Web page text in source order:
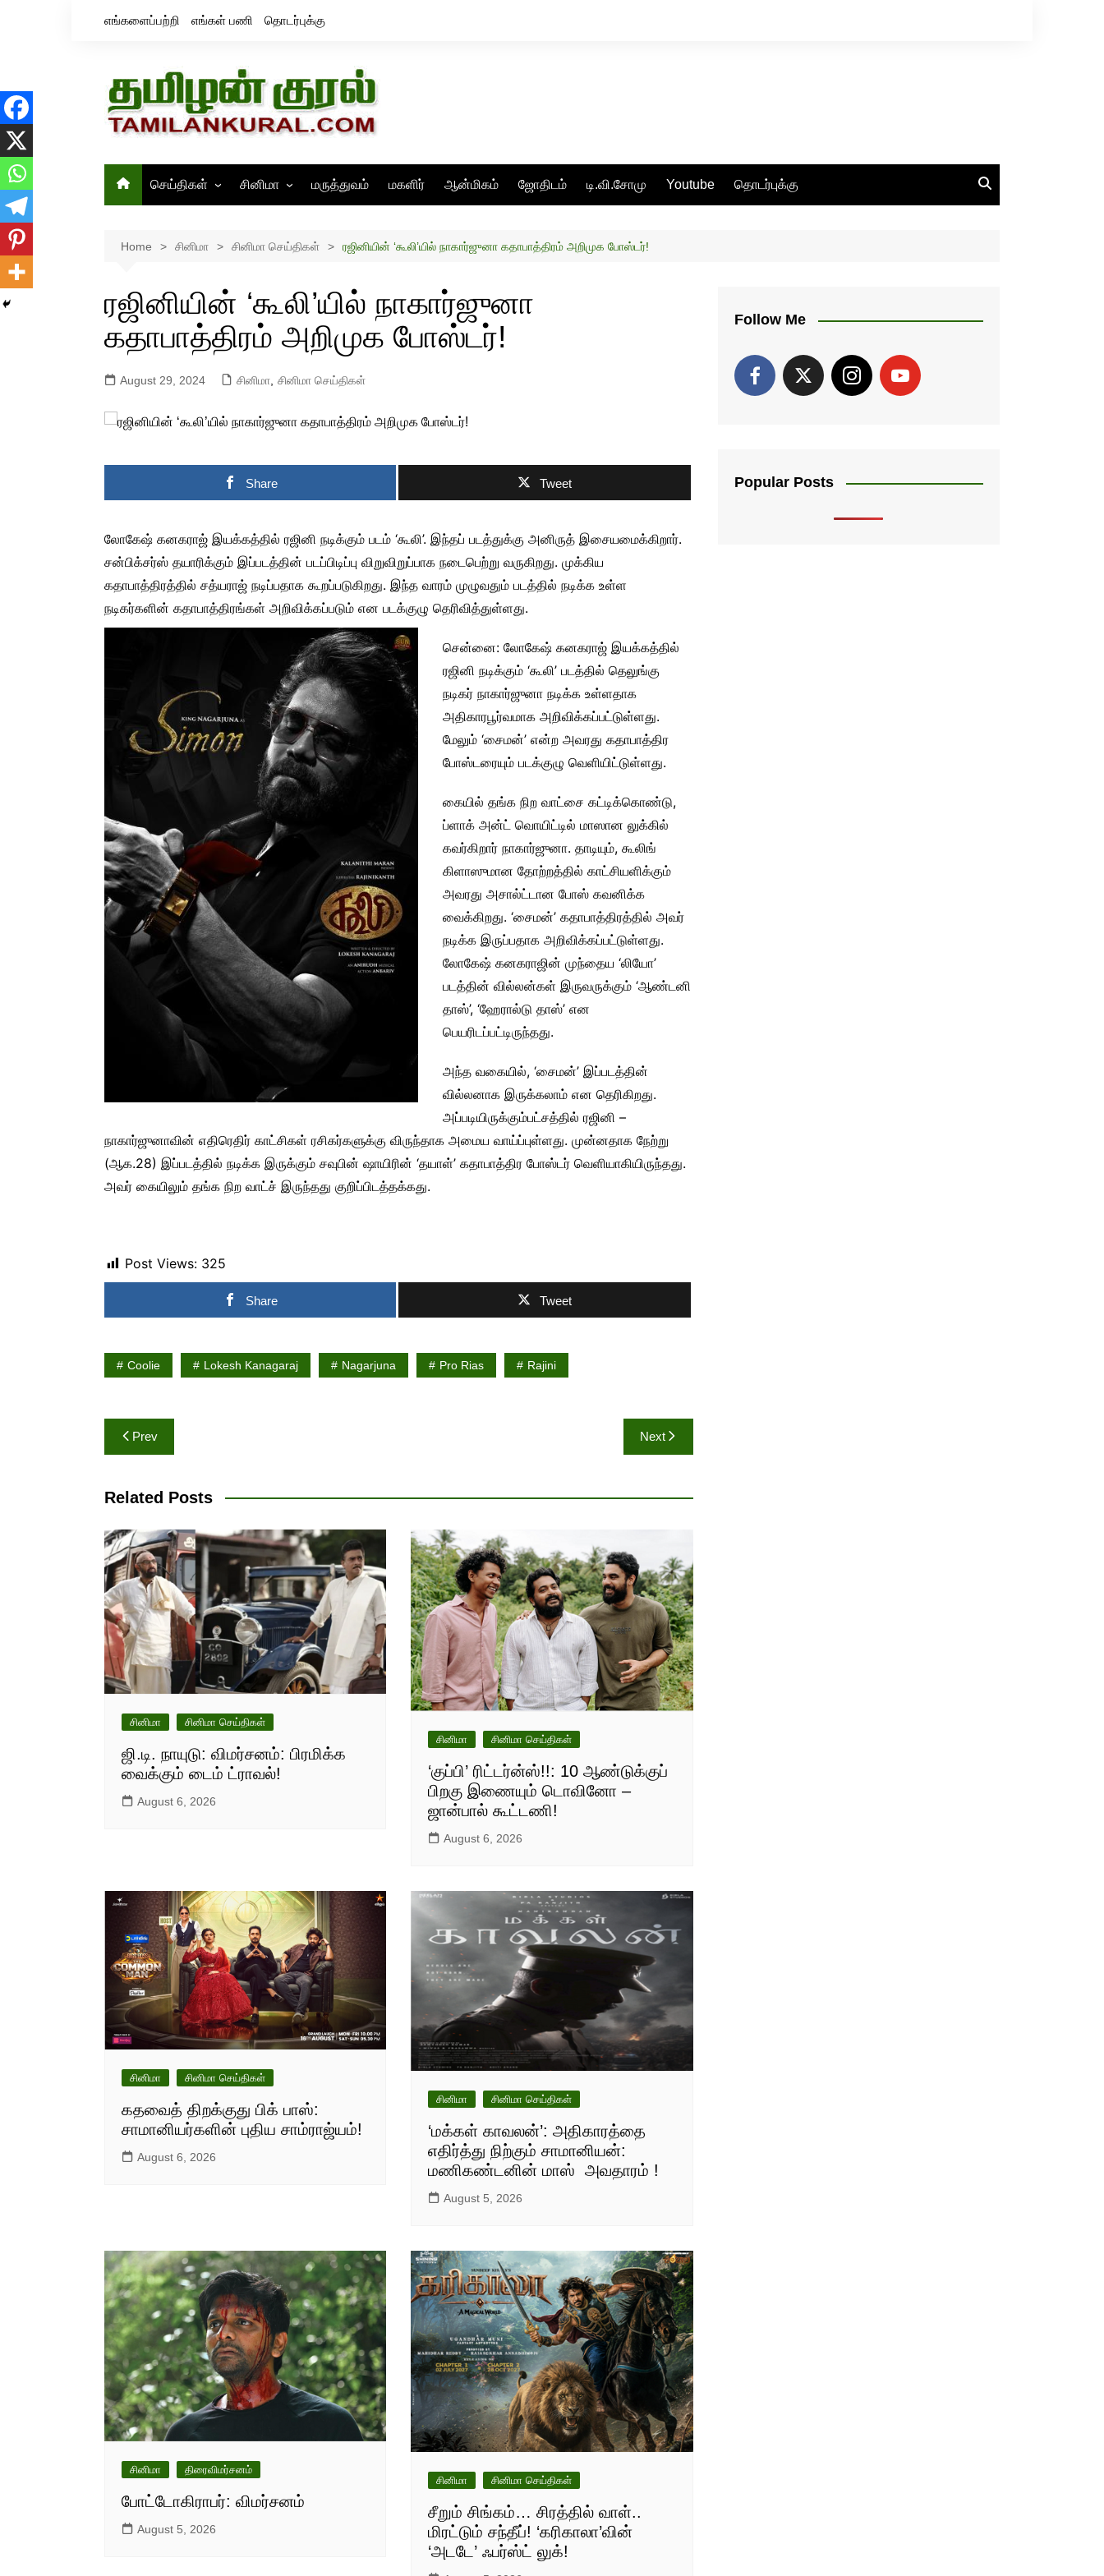
எங்களைப்பற்றி எங்கள் பணி தொடர்புக்கு
செய்திகள்
இந்தியா
சினிமா
திரைவிமர்சனம்
மருத்துவம் மகளிர் ஆன்மிகம் ஜோதிடம் டி.வி.சோமு Youtube தொடர்புக்கு
Home சினிமா சினிமா செய்திகள் ரஜினியின் ‘கூலி’யில் நாகார்ஜுனா கதாபாத்திரம் அறிமுக போஸ்டர்!
ரஜினியின் ‘கூலி’யில் நாகார்ஜுனா
கதாபாத்திரம் அறிமுக போஸ்டர்!
August 29, 2024 சினிமா சினிமா செய்திகள்
Share Tweet
லோகேஷ் கனகராஜ் இயக்கத்தில் ரஜினி நடிக்கும் படம் ‘கூலி’. இந்தப் படத்துக்கு அனிருத் இசையமைக்கிறார்.
சன்பிக்சர்ஸ் தயாரிக்கும் இப்படத்தின் படப்பிடிப்பு விறுவிறுப்பாக நடைபெற்று வருகிறது. முக்கிய
கதாபாத்திரத்தில் சத்யராஜ் நடிப்பதாக கூறப்படுகிறது. இந்த வாரம் முழுவதும் படத்தில் நடிக்க உள்ள
நடிகர்களின் கதாபாத்திரங்கள் அறிவிக்கப்படும் என படக்குழு தெரிவித்துள்ளது.
சென்னை: லோகேஷ் கனகராஜ் இயக்கத்தில்
ரஜினி நடிக்கும் ‘கூலி’ படத்தில் தெலுங்கு
நடிகர் நாகார்ஜுனா நடிக்க உள்ளதாக
அதிகாரபூர்வமாக அறிவிக்கப்பட்டுள்ளது.
மேலும் ‘சைமன்’ என்ற அவரது கதாபாத்திர
போஸ்டரையும் படக்குழு வெளியிட்டுள்ளது.
கையில் தங்க நிற வாட்சை கட்டிக்கொண்டு,
ப்ளாக் அன்ட் வொயிட்டில் மாஸான லுக்கில்
கவர்கிறார் நாகார்ஜுனா. தாடியும், கூலிங்
கிளாஸுமான தோற்றத்தில் காட்சியளிக்கும்
அவரது அசால்ட்டான போஸ் கவனிக்க
வைக்கிறது. ‘சைமன்’ கதாபாத்திரத்தில் அவர்
நடிக்க இருப்பதாக அறிவிக்கப்பட்டுள்ளது.
லோகேஷ் கனகராஜின் முந்தைய ‘லியோ’
படத்தின் வில்லன்கள் இருவருக்கும் ‘ஆண்டனி
தாஸ்’, ‘ஹேரால்டு தாஸ்’ என
பெயரிடப்பட்டிருந்தது.
அந்த வகையில், ‘சைமன்’ இப்படத்தின்
வில்லனாக இருக்கலாம் என தெரிகிறது.
அப்படியிருக்கும்பட்சத்தில் ரஜினி –
நாகார்ஜுனாவின் எதிரெதிர் காட்சிகள் ரசிகர்களுக்கு விருந்தாக அமைய வாய்ப்புள்ளது. முன்னதாக நேற்று
(ஆக.28) இப்படத்தில் நடிக்க இருக்கும் சவுபின் ஷாயிரின் ‘தயாள்’ கதாபாத்திர போஸ்டர் வெளியாகியிருந்தது.
அவர் கையிலும் தங்க நிற வாட்ச் இருந்தது குறிப்பிடத்தக்கது.
Post Views: 325
Share Tweet
Coolie Lokesh Kanagaraj Nagarjuna Pro Rias Rajini
Post
navigation
Prev Next
Related Posts
சினிமா சினிமா செய்திகள்
ஜி.டி. நாயுடு: விமர்சனம்: பிரமிக்க
வைக்கும் டைம் ட்ராவல்!
August 6, 2026
சினிமா சினிமா செய்திகள்
‘குப்பி’ ரிட்டர்ன்ஸ்!!: 10 ஆண்டுக்குப்
பிறகு இணையும் டொவினோ –
ஜான்பால் கூட்டணி!
August 6, 2026
சினிமா சினிமா செய்திகள்
கதவைத் திறக்குது பிக் பாஸ்:
சாமானியர்களின் புதிய சாம்ராஜ்யம்!
August 6, 2026
சினிமா சினிமா செய்திகள்
‘மக்கள் காவலன்’: அதிகாரத்தை
எதிர்த்து நிற்கும் சாமானியன்:
மணிகண்டனின் மாஸ் அவதாரம் !
August 5, 2026
சினிமா திரைவிமர்சனம்
போட்டோகிராபர்: விமர்சனம்
August 5, 2026
சினிமா சினிமா செய்திகள்
சீறும் சிங்கம்… சிரத்தில் வாள்..
மிரட்டும் சந்தீப்! ‘கரிகாலா’வின்
‘அடடே’ ஃபர்ஸ்ட் லுக்!
Follow Me
Popular Posts